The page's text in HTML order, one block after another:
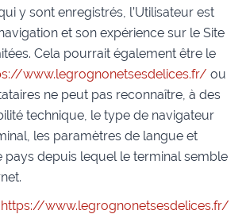
y sont enregistrés, l’Utilisateur est
et son expérience sur le Site
Cela pourrait également être le
www.legrognonetsesdelices.fr/ ou
ne peut pas reconnaître, à des
technique, le type de navigateur
les paramètres de langue et
pays depuis lequel le terminal semble
https://www.legrognonetsesdelices.fr/